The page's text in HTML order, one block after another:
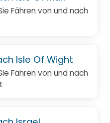
Fähren von und nach
Isle Of Wight
Fähren von und nach